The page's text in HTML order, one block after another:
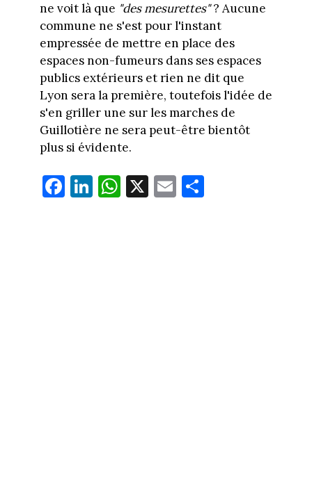
ne voit là que "des mesurettes"? Aucune
commune ne s'est pour l'instant
empressée de mettre en place des
espaces non-fumeurs dans ses espaces
publics extérieurs et rien ne dit que
Lyon sera la première, toutefois l'idée de
s'en griller une sur les marches de
Guillotière ne sera peut-être bientôt
plus si évidente.
Fa
ce
Li
nk
W
ha
X E
m
Pa
rt